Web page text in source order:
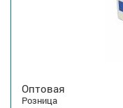
Оптовая
Розница